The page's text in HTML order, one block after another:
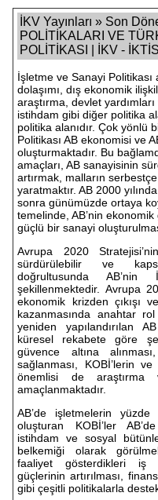
İKV Yayınları » Son
POLİTİKALARI VE
POLİTİKASI | İKV -
İşletme ve Sanayi Politikası
dolaşımı, dış ekonomik
araştırma, devlet
istihdam gibi diğer politika
politika alanıdır. Çok yönlü
Politikası AB ekonomisi ve
oluşturmaktadır. Bu
amaçları, AB sanayisinin
artırmak, malların
yaratmaktır. AB 2000
sonra günümüzde ortaya
temelinde, AB’nin
güçlü bir sanayi
Avrupa 2020
sürdürülebilir ve
doğrultusunda
şekillenmektedir. Avrupa
ekonomik krizden çıkışı
kazanmasında anahtar
yeniden yapılandırılan
küresel rekabete göre
güvence altına
sağlanması, KOBİ’lerin
önemlisi de araştırma
amaçlanmaktadır.
AB’de işletmelerin yüzde
oluşturan KOBİ’ler
istihdam ve sosyal
belkemiği olarak
faaliyet gösterdikleri iş
güçlerinin artırılması,
gibi çeşitli politikalarla